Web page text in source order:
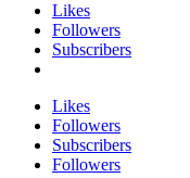
Likes
Followers
Subscribers
Likes
Followers
Subscribers
Followers